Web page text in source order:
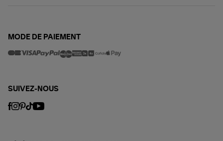
MODE DE PAIEMENT
SUIVEZ-NOUS